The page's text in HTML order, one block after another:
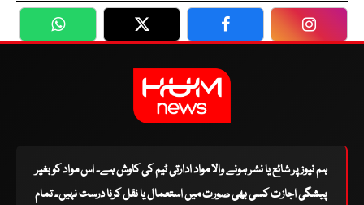
WhatsApp Twitter Facebook
ہم نیوز پر شائع یا نشر ہونے والا مواد ادارتی ٹیم کی کاوش ہے۔ اس مواد کو بغیر
پیشگی اجازت کسی بھی صورت میں استعمال یا نقل کرنا درست نہیں۔ تمام